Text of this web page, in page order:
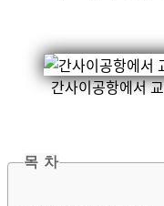
간사이공항에서
목 차